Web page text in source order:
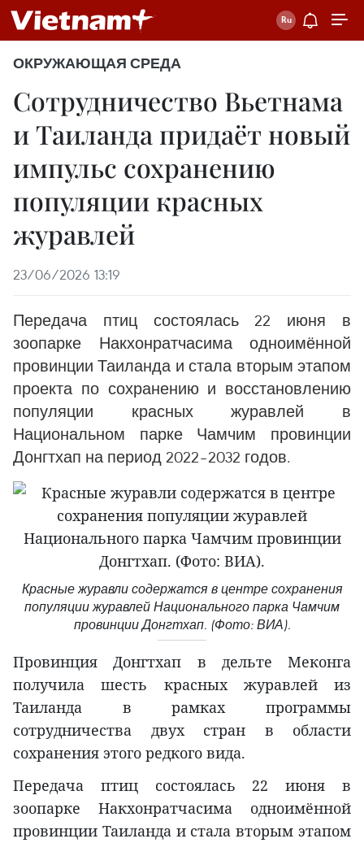
ОКРУЖАЮЩАЯ СРЕДА
Сотрудничество Вьетнама
и Таиланда придаёт новый
импульс сохранению
популяции красных
журавлей
23/06/2026 13:19
Передача птиц состоялась 22 июня в
зоопарке Накхонратчасима одноимённой
провинции Таиланда и стала вторым этапом
проекта по сохранению и восстановлению
популяции красных журавлей в
Национальном парке Чамчим провинции
Донгтхап на период 2022–2032 годов.
Красные журавли содержатся в центре сохранения
популяции журавлей Национального парка Чамчим
провинции Донгтхап. (Фото: ВИА).
Провинция Донгтхап в дельте Меконга
получила шесть красных журавлей из
Таиланда в рамках программы
сотрудничества двух стран в области
сохранения этого редкого вида.
Передача птиц состоялась 22 июня в
зоопарке Накхонратчасима одноимённой
провинции Таиланда и стала вторым этапом